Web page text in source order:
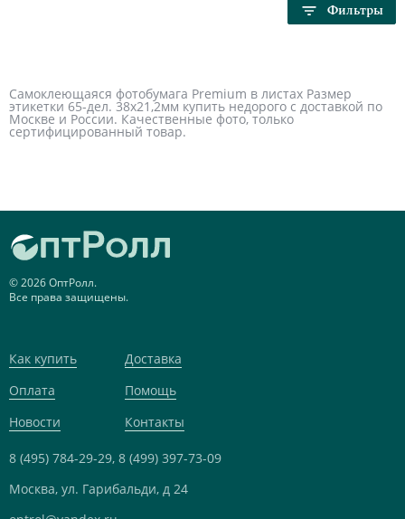
Фильтры
Самоклеющаяся фотобумага Premium в листах Размер
этикетки 65-дел. 38х21,2мм купить недорого с доставкой по
Москве и России. Качественные фото, только
сертифицированный товар.
© 2026 ОптРолл.
Все права защищены.
Как купить
Доставка
Оплата
Помощь
Новости
Контакты
8 (495) 784-29-29, 8 (499) 397-73-09
Москва, ул. Гарибальди, д 24